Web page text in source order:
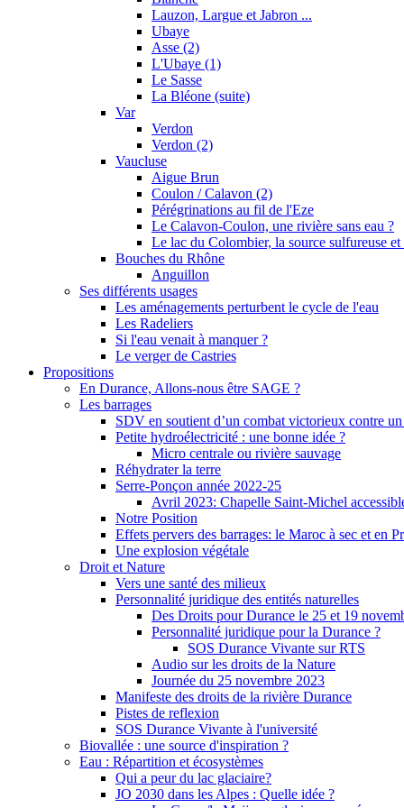
Lauzon, Largue et Jabron ...
Ubaye
Asse (2)
L'Ubaye (1)
Le Sasse
La Bléone (suite)
Var
Verdon
Verdon (2)
Vaucluse
Aigue Brun
Coulon / Calavon (2)
Pérégrinations au fil de l'Eze
Le Calavon-Coulon, une rivière sans eau ?
Le lac du Colombier, la source sulfureuse
Bouches du Rhône
Anguillon
Ses différents usages
Les aménagements perturbent le cycle de l'eau
Les Radeliers
Si l'eau venait à manquer ?
Le verger de Castries
Propositions
En Durance, Allons-nous être SAGE ?
Les barrages
SDV en soutient d’un combat victorieux contre un
Petite hydroélectricité : une bonne idée ?
Micro centrale ou rivière sauvage
Réhydrater la terre
Serre-Ponçon année 2022-25
Avril 2023: Chapelle Saint-Michel
Notre Position
Effets pervers des barrages: le Maroc à sec et en
Une explosion végétale
Droit et Nature
Vers une santé des milieux
Personnalité juridique des entités naturelles
Des Droits pour Durance le 25 et 19
Personnalité juridique pour la Durance ?
SOS Durance Vivante sur RTS
Audio sur les droits de la Nature
Journée du 25 novembre 2023
Manifeste des droits de la rivière Durance
Pistes de reflexion
SOS Durance Vivante à l'université
Biovallée : une source d'inspiration ?
Eau : Répartition et écosystèmes
Qui a peur du lac glaciaire?
JO 2030 dans les Alpes : Quelle idée ?